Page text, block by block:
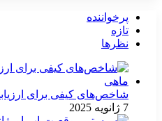
پرخواننده
تازه
نظرها
شاخص‌های کیفی برای
7 ژانویه 2025